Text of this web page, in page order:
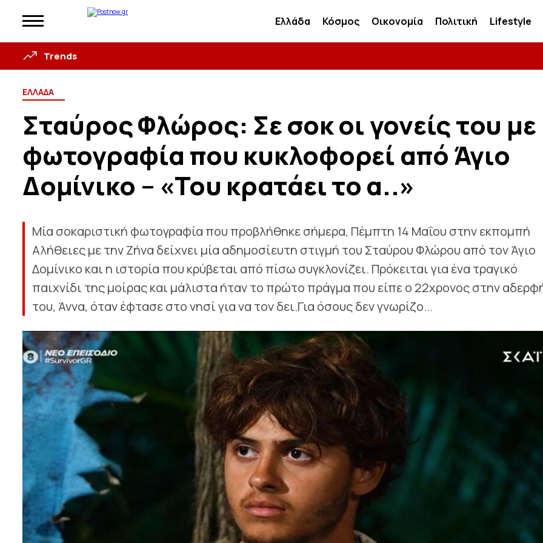
Ελλάδα Κόσμος Οικονομία Πολιτική Lifestyle
Trends
ΕΛΛΑΔΑ
Σταύρος Φλώρος: Σε σοκ οι γονείς του με
φωτογραφία που κυκλοφορεί από Άγιο
Δομίνικο – «Του κρατάει το α..»
Μία σοκαριστική φωτογραφία που προβλήθηκε σήμερα, Πέμπτη 14 Μαΐου στην εκπομπή
Αλήθειες με την Ζήνα δείχνει μία αδημοσίευτη στιγμή του Σταύρου Φλώρου από τον Άγιο
Δομίνικο και η ιστορία που κρύβεται από πίσω συγκλονίζει. Πρόκειται για ένα τραγικό
παιχνίδι της μοίρας και μάλιστα ήταν το πρώτο πράγμα που είπε ο 22χρονος στην
του, Άννα, όταν έφτασε στο νησί για να τον δει.Για όσους δεν γνωρίζο...